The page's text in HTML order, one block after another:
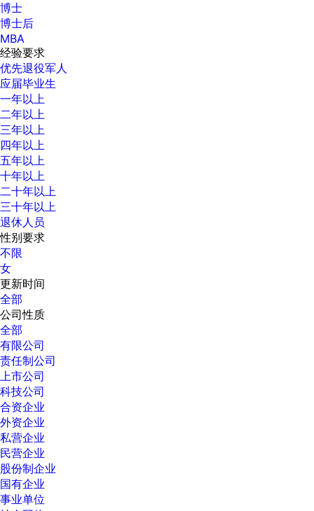
博士
博士后
MBA
经验要求
优先退役军人
应届毕业生
一年以上
二年以上
三年以上
四年以上
五年以上
十年以上
二十年以上
三十年以上
退休人员
性别要求
不限
女
更新时间
全部
公司性质
全部
有限公司
责任制公司
上市公司
科技公司
合资企业
外资企业
私营企业
民营企业
股份制企业
国有企业
事业单位